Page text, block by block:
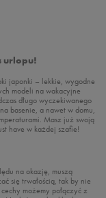
urlopu!
japonki – lekkie, wygodne
modeli na wakacyjne
długo wyczekiwanego
basenie, a nawet w domu,
Masz już swoją
have w każdej szafie!
na okazję, muszą
się trwałością, tak by nie
możemy połączyć z